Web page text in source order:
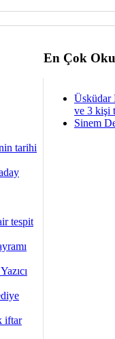
En Çok
tarihi
tespit
iftar
Üsküdar
ve 3 kişi
Sinem